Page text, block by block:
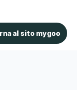
al sito mygoo